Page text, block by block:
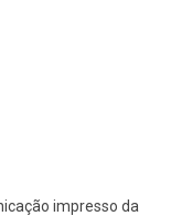
impresso da